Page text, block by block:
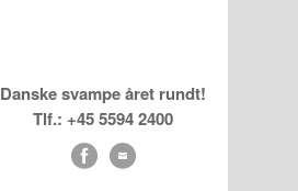
Danske svampe året rundt!
Tlf.: +45 5594 2400